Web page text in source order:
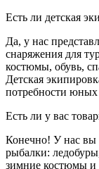
Есть ли детская
Да, у нас
снаряжения для
костюмы, обувь,
Детская
потребности юных
Есть ли у вас
Конечно! У нас вы
рыбалки:
зимние костюмы и